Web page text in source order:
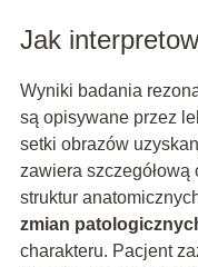
Jak
Wyniki badania
są opisywane przez
setki obrazów
zawiera
struktur
zmian
charakteru. Pacjent